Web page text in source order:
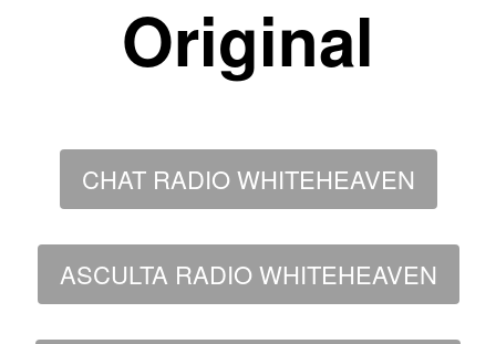
Original
CHAT RADIO WHITEHEAVEN
ASCULTA RADIO WHITEHEAVEN